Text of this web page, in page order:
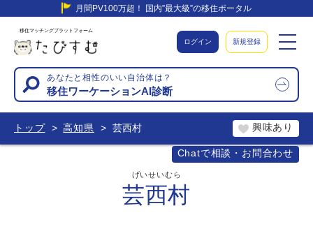
月間PV100万超！ 国内”最大級”の移住ポータル
移住マッチングプラットフォーム
ログイン 新規登録
あなたと相性のいい自治体は？
移住ワーケーションAI診断
トップ 高知県 芸西村
Chatで相談・お問合わせ
興味あり
芸西村
げいせいむら